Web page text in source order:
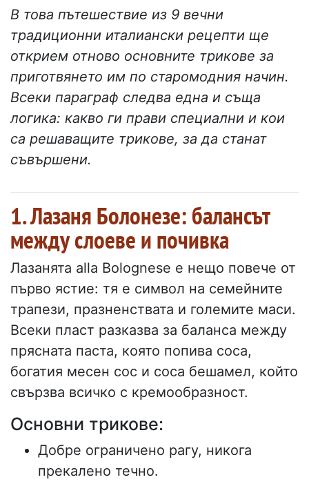
В това пътешествие из 9 вечни
традиционни италиански рецепти ще
открием отново основните трикове за
приготвянето им по старомодния начин.
Всеки параграф следва една и съща
логика: какво ги прави специални и кои
са решаващите трикове, за да станат
съвършени.
1. Лазаня Болонезе: балансът
между слоеве и почивка
Лазанята alla Bolognese е нещо повече от
първо ястие: тя е символ на семейните
трапези, празненствата и големите маси.
Всеки пласт разказва за баланса между
прясната паста, която попива соса,
богатия месен сос и соса бешамел, който
свързва всичко с кремообразност.
Основни трикове:
Добре ограничено рагу, никога
прекалено течно.